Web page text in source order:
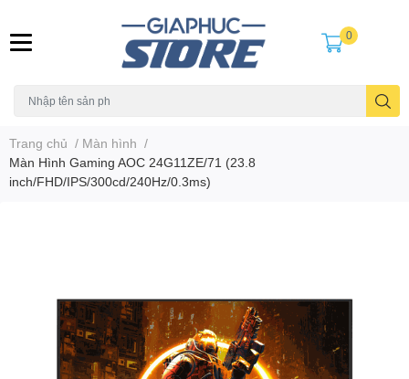
0
Trang chủ / Màn hình /
Màn Hình Gaming AOC 24G11ZE/71 (23.8
inch/FHD/IPS/300cd/240Hz/0.3ms)